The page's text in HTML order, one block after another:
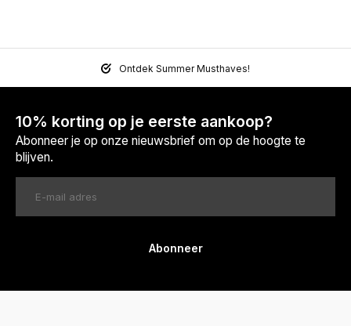
Ontdek Summer Musthaves!
10% korting op je eerste aankoop?
Abonneer je op onze nieuwsbrief om op de hoogte te
blijven.
Abonneer